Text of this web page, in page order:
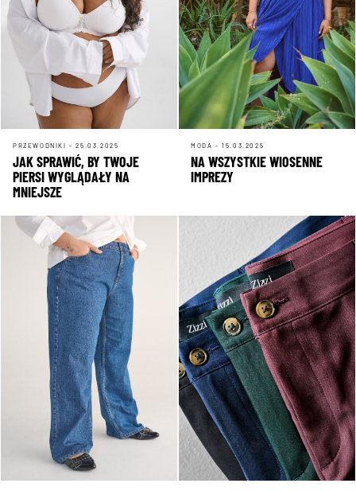
PRZEWODNIKI - 25.03.2025
JAK SPRAWIĆ, BY TWOJE
PIERSI WYGLĄDAŁY NA
MNIEJSZE
MODA - 15.03.2025
NA WSZYSTKIE WIOSENNE
IMPREZY